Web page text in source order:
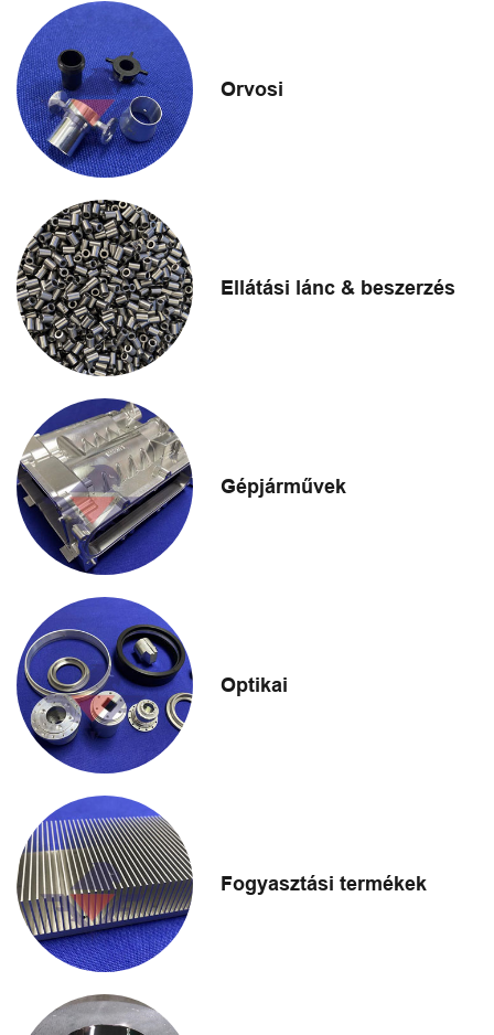
Orvosi
Ellátási lánc & beszerzés
Gépjárművek
Optikai
Fogyasztási termékek